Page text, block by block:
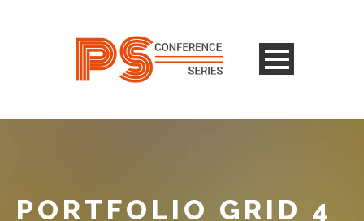
PORTFOLIO GRID 4